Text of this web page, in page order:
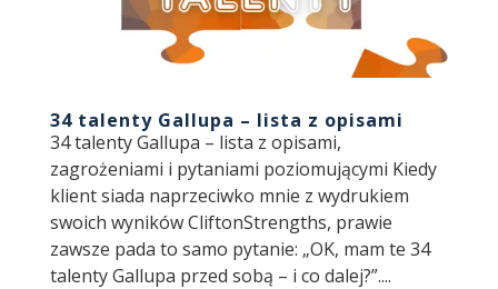
34 talenty Gallupa – lista z opisami
34 talenty Gallupa – lista z opisami,
zagrożeniami i pytaniami poziomującymi Kiedy
klient siada naprzeciwko mnie z wydrukiem
swoich wyników CliftonStrengths, prawie
zawsze pada to samo pytanie: „OK, mam te 34
talenty Gallupa przed sobą – i co dalej?”....